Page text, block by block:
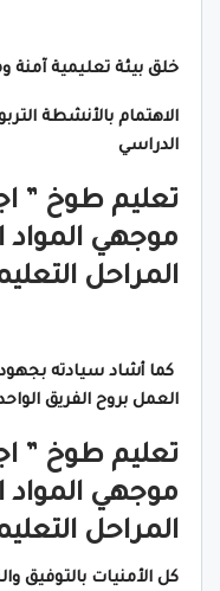
خلق بيئة تعليمية آمنة
الاهتمام بالأنشطة
الدراسي
تعليم طوخ ”
موجهي المواد
المراحل
كما أشاد سيادته
العمل بروح الفريق
تعليم طوخ ”
موجهي المواد
المراحل
كل الأمنيات بالتوفيق